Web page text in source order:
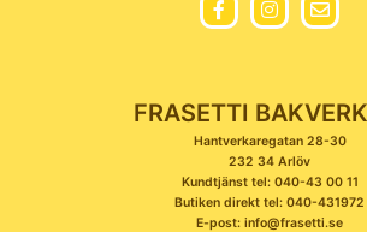
FRASETTI
Hantverkaregatan 28-30
232 34 Arlöv
Kundtjänst tel: 040-43 00 11
Butiken direkt tel: 040-431972
E-post: info@frasetti.se